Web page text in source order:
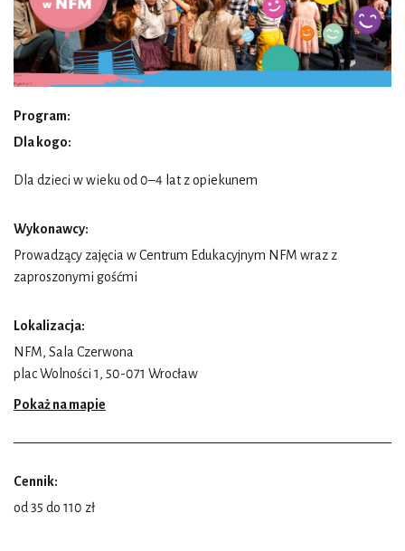
Program:
Dla kogo:
Dla dzieci w wieku od 0–4 lat z opiekunem
Wykonawcy:
Prowadzący zajęcia w Centrum Edukacyjnym NFM wraz z
zaproszonymi gośćmi
Lokalizacja:
NFM, Sala Czerwona
plac Wolności 1, 50-071 Wrocław
Pokaż na mapie
Cennik:
od 35 do 110 zł